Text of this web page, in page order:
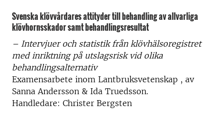
Svenska klövvårdares attityder till behandling av allvarliga
klövhornsskador samt behandlingsresultat
– Intervjuer och statistik från klövhälsoregistret
med inriktning på utslagsrisk vid olika
behandlingsalternativ
Examensarbete inom Lantbruksvetenskap , av
Sanna Andersson & Ida Truedsson.
Handledare: Christer Bergsten